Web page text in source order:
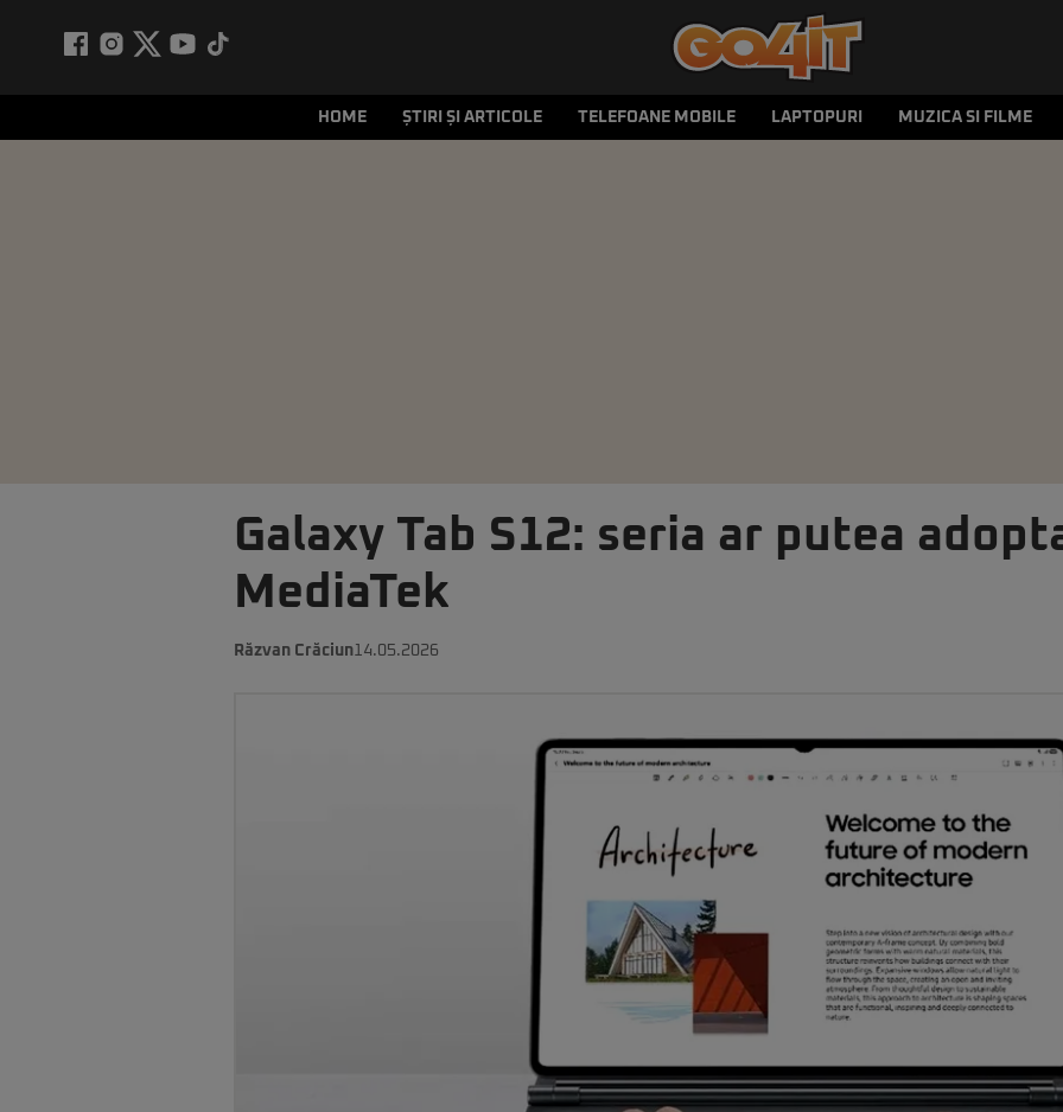
HOME ȘTIRI ȘI ARTICOLE TELEFOANE MOBILE LAPTOPURI MUZICA SI FILME
Galaxy Tab S12: seria ar putea
MediaTek
Răzvan Crăciun14.05.2026